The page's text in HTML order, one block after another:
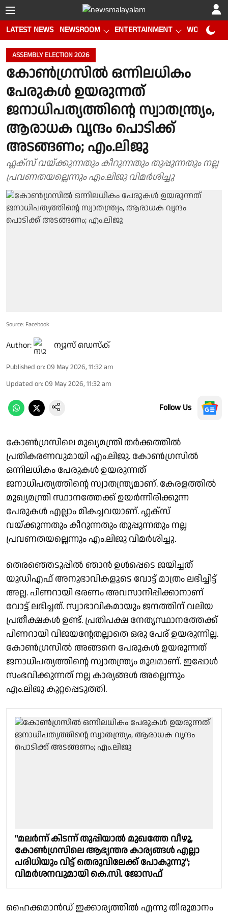
LATEST NEWS NEWSROOM ENTERTAINMENT WORLD CUP
ASSEMBLY ELECTION 2026
കോൺഗ്രസിൽ ഒന്നിലധികം
പേരുകൾ ഉയരുന്നത്
ജനാധിപത്യത്തിന്റെ സ്വാതന്ത്ര്യം,
ആരാധക വൃന്ദം പൊടിക്ക്
അടങ്ങണം; എം.ലിജു
ഫ്ലക്സ് വയ്ക്കുന്നതും കീറുന്നതും തുപ്പുന്നതും നല്ല
പ്രവണതയല്ലെന്നും എം.ലിജു വിമർശിച്ചു
Source: Facebook
Author: ന്യൂസ് ഡെസ്ക്
Published on: 09 May 2026, 11:32 am
Updated on: 09 May 2026, 11:32 am
Follow Us
കോൺഗ്രസിലെ മുഖ്യമന്ത്രി തർക്കത്തിൽ
പ്രതികരണവുമായി എം.ലിജു. കോൺഗ്രസിൽ
ഒന്നിലധികം പേരുകൾ ഉയരുന്നത്
ജനാധിപത്യത്തിന്റെ സ്വാതന്ത്ര്യമാണ്. കേരളത്തിൽ
മുഖ്യമന്ത്രി സ്ഥാനത്തേക്ക് ഉയർന്നിരിക്കുന്ന
പേരുകൾ എല്ലാം മികച്ചവയാണ്. ഫ്ലക്സ്
വയ്ക്കുന്നതും കീറുന്നതും തുപ്പുന്നതും നല്ല
പ്രവണതയല്ലെന്നും എം.ലിജു വിമർശിച്ചു.
തെരഞ്ഞെടുപ്പിൽ ഞാൻ ഉൾപ്പെടെ ജയിച്ചത്
യുഡിഎഫ് അനുഭാവികളുടെ വോട്ട് മാത്രം ലഭിച്ചിട്ട്
അല്ല. പിണറായി ഭരണം അവസാനിപ്പിക്കാനാണ്
വോട്ട് ലഭിച്ചത്. സ്വാഭാവികമായും ജനത്തിന് വലിയ
പ്രതീക്ഷകൾ ഉണ്ട്. പ്രതിപക്ഷ നേതൃസ്ഥാനത്തേക്ക്
പിണറായി വിജയൻ്റേതല്ലാതെ ഒരു പേര് ഉയരുന്നില്ല.
കോൺഗ്രസിൽ അങ്ങനെ പേരുകൾ ഉയരുന്നത്
ജനാധിപത്യത്തിൻ്റെ സ്വാതന്ത്ര്യം മൂലമാണ്. ഇപ്പോൾ
സംഭവിക്കുന്നത് നല്ല കാര്യങ്ങൾ അല്ലെന്നും
എം.ലിജു കുറ്റപ്പെടുത്തി.
"മലര്‍ന്ന് കിടന്ന് തുപ്പിയാല്‍ മുഖത്തേ വീഴൂ,
കോണ്‍ഗ്രസിലെ ആഭ്യന്തര കാര്യങ്ങള്‍ എല്ലാ
പരിധിയും വിട്ട് തെരുവിലേക്ക് പോകുന്നു";
വിമര്‍ശനവുമായി കെ.സി. ജോസഫ്
ഹൈക്കമാൻഡ് ഇക്കാര്യത്തിൽ എന്നു തീരുമാനം